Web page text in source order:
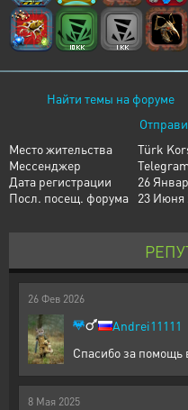
Найти темы на форуме
Место жительства
Türk
Мессенджер
Дата регистрации
26
Посл. посещ. форума
23 Июня
26 Фев 2026
Andrei11111
Спасибо за помощь
8 Мая 2025